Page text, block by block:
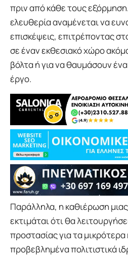
πριν από κάθε τους
ελευθερία αναμένεται να
επισκέψεις, επιτρέποντας
σε έναν εκθεσιακό χώρο
βόλτα ή για να θαυμάσουν
έργο.
Παράλληλα, η καθιέρωση
εκτιμάται ότι θα
προστασίας για τα μικρότερα
προβεβλημένα πολιτιστικά